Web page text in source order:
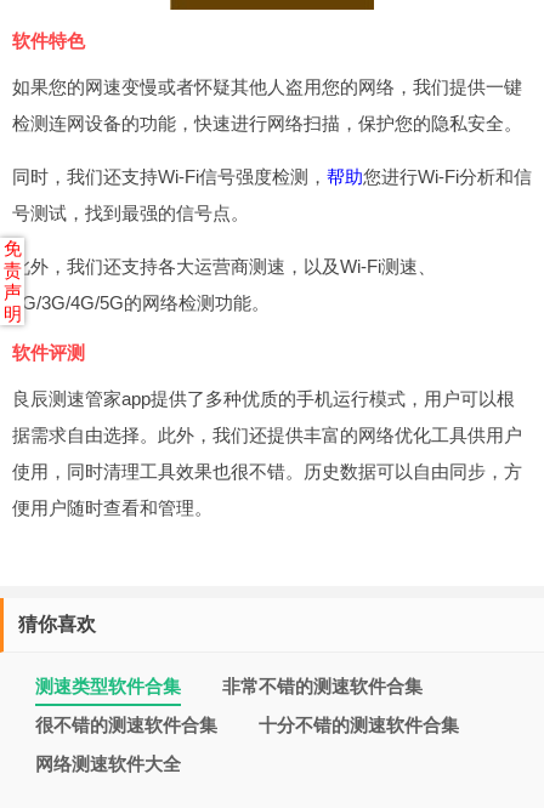
软件特色
如果您的网速变慢或者怀疑其他人盗用您的网络，我们提供一键
检测连网设备的功能，快速进行网络扫描，保护您的隐私安全。
同时，我们还支持Wi-Fi信号强度检测， 帮助您进行Wi-Fi分析和信
号测试，找到最强的信号点。
此外，我们还支持各大运营商测速，以及Wi-Fi测速、
2G/3G/4G/5G的网络检测功能。
软件评测
良辰测速管家app提供了多种优质的手机运行模式，用户可以根
据需求自由选择。此外，我们还提供丰富的网络优化工具供用户
使用，同时清理工具效果也很不错。历史数据可以自由同步，方
便用户随时查看和管理。
猜你喜欢
测速类型软件合集
非常不错的测速软件合集
很不错的测速软件合集
十分不错的测速软件合集
网络测速软件大全
免
责
声
明